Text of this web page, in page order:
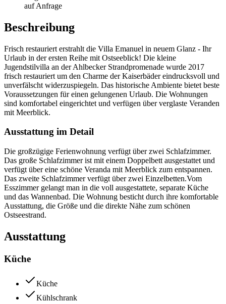
auf Anfrage
Beschreibung
Frisch restauriert erstrahlt die Villa Emanuel in neuem Glanz - Ihr
Urlaub in der ersten Reihe mit Ostseeblick! Die kleine
Jugendstilvilla an der Ahlbecker Strandpromenade wurde 2017
frisch restauriert um den Charme der Kaiserbäder eindrucksvoll und
unverfälscht widerzuspiegeln. Das historische Ambiente bietet beste
Voraussetzungen für einen gelungenen Urlaub. Die Wohnungen
sind komfortabel eingerichtet und verfügen über verglaste Veranden
mit Meerblick.
Ausstattung im Detail
Die großzügige Ferienwohnung verfügt über zwei Schlafzimmer.
Das große Schlafzimmer ist mit einem Doppelbett ausgestattet und
verfügt über eine schöne Veranda mit Meerblick zum entspannen.
Das zweite Schlafzimmer verfügt über zwei Einzelbetten.Vom
Esszimmer gelangt man in die voll ausgestattete, separate Küche
und das Wannenbad. Die Wohnung besticht durch ihre komfortable
Ausstattung, die Größe und die direkte Nähe zum schönen
Ostseestrand.
Ausstattung
Küche
Küche
Kühlschrank